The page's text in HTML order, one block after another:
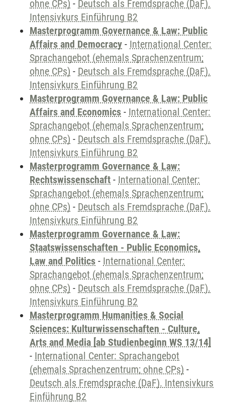
ohne CPs) - Deutsch als Fremdsprache (DaF).
Intensivkurs Einführung B2
Masterprogramm Governance & Law: Public
Affairs and Democracy - International Center:
Sprachangebot (ehemals Sprachenzentrum;
ohne CPs) - Deutsch als Fremdsprache (DaF).
Intensivkurs Einführung B2
Masterprogramm Governance & Law: Public
Affairs and Economics - International Center:
Sprachangebot (ehemals Sprachenzentrum;
ohne CPs) - Deutsch als Fremdsprache (DaF).
Intensivkurs Einführung B2
Masterprogramm Governance & Law:
Rechtswissenschaft - International Center:
Sprachangebot (ehemals Sprachenzentrum;
ohne CPs) - Deutsch als Fremdsprache (DaF).
Intensivkurs Einführung B2
Masterprogramm Governance & Law:
Staatswissenschaften - Public Economics,
Law and Politics - International Center:
Sprachangebot (ehemals Sprachenzentrum;
ohne CPs) - Deutsch als Fremdsprache (DaF).
Intensivkurs Einführung B2
Masterprogramm Humanities & Social
Sciences: Kulturwissenschaften - Culture,
Arts and Media [ab Studienbeginn WS 13/14]
- International Center: Sprachangebot
(ehemals Sprachenzentrum; ohne CPs) -
Deutsch als Fremdsprache (DaF). Intensivkurs
Einführung B2